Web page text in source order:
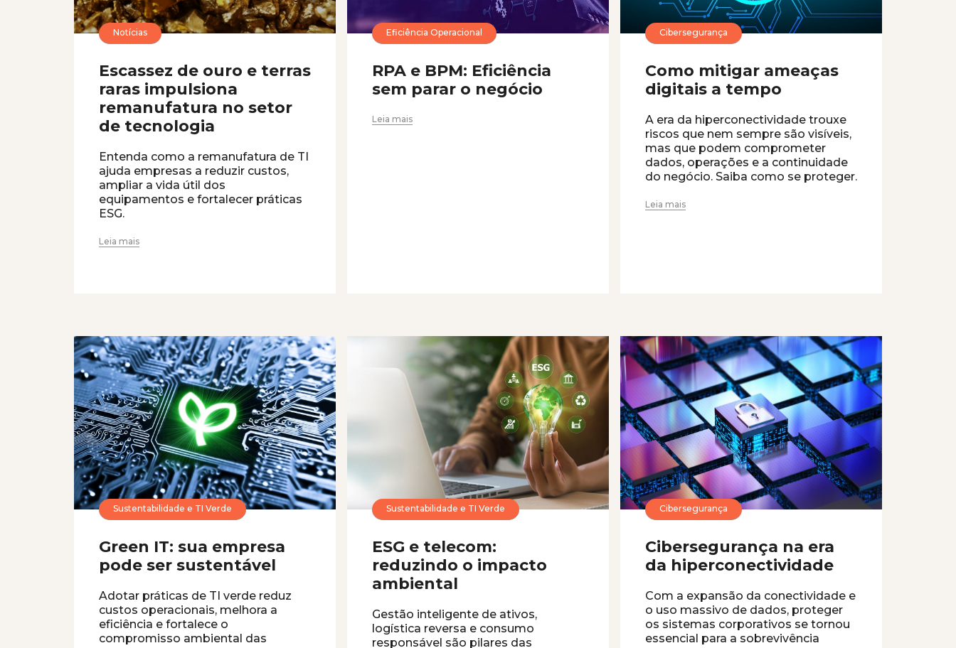
Notícias
Escassez de ouro e terras
raras impulsiona
remanufatura no setor
de tecnologia
Entenda como a remanufatura de TI
ajuda empresas a reduzir custos,
ampliar a vida útil dos
equipamentos e fortalecer práticas
ESG.
Leia mais
Eficiência Operacional
RPA e BPM: Eficiência
sem parar o negócio
Leia mais
Cibersegurança
Como mitigar ameaças
digitais a tempo
A era da hiperconectividade trouxe
riscos que nem sempre são visíveis,
mas que podem comprometer
dados, operações e a continuidade
do negócio. Saiba como se proteger.
Leia mais
Sustentabilidade e TI Verde
Green IT: sua empresa
pode ser sustentável
Adotar práticas de TI verde reduz
custos operacionais, melhora a
eficiência e fortalece o
compromisso ambiental das
Sustentabilidade e TI Verde
ESG e telecom:
reduzindo o impacto
ambiental
Gestão inteligente de ativos,
logística reversa e consumo
responsável são pilares das
Cibersegurança
Cibersegurança na era
da hiperconectividade
Com a expansão da conectividade e
o uso massivo de dados, proteger
os sistemas corporativos se tornou
essencial para a sobrevivência